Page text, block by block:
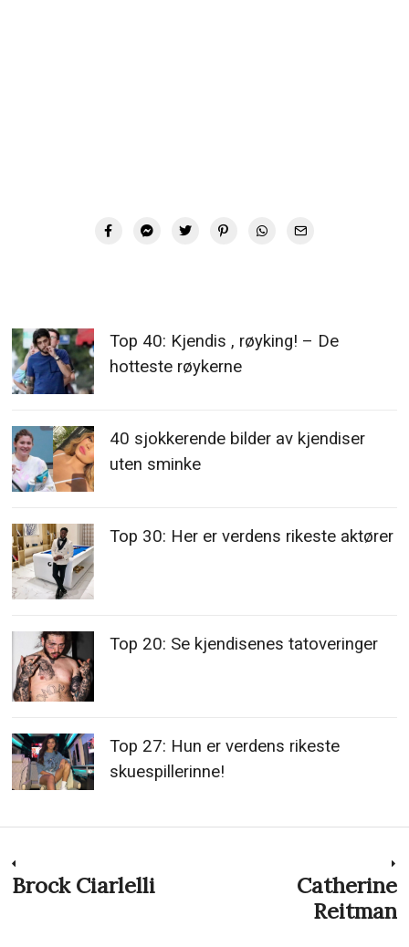
Top 40: Kjendis , røyking! – De
hotteste røykerne
40 sjokkerende bilder av kjendiser
uten sminke
Top 30: Her er verdens rikeste aktører
Top 20: Se kjendisenes tatoveringer
Top 27: Hun er verdens rikeste
skuespillerinne!
Innleggsnavigasjon
Previous
Brock Ciarlelli
Catherine
Reitman